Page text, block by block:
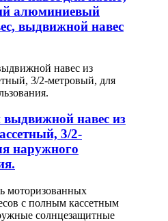
алюминиевый
выдвижной навес
навес из
3/2-
наружного